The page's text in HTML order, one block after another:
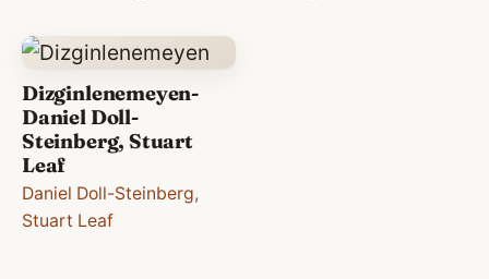
Dizginlenemeyen-
Daniel Doll-
Steinberg, Stuart
Leaf
Daniel Doll-Steinberg,
Stuart Leaf